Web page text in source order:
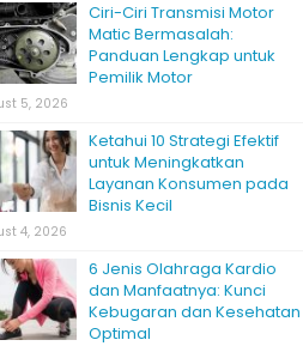
Ciri-Ciri Transmisi Motor
Matic Bermasalah:
Panduan Lengkap untuk
Pemilik Motor
5, 2026
Ketahui 10 Strategi Efektif
untuk Meningkatkan
Layanan Konsumen pada
Bisnis Kecil
4, 2026
6 Jenis Olahraga Kardio
dan Manfaatnya: Kunci
Kebugaran dan Kesehatan
Optimal